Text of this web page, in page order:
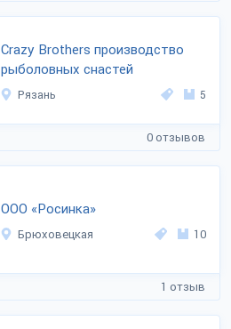
Crazy Brothers производство
рыболовных снастей
Рязань 5
0 отзывов
ООО «Росинка»
Брюховецкая 10
1 отзыв